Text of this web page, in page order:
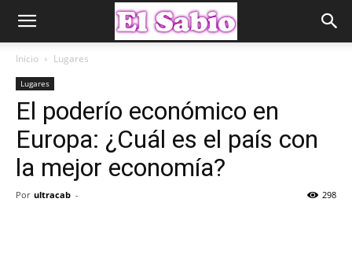
Inicio Lugares
Lugares
El poderío económico en
Europa: ¿Cuál es el país con
la mejor economía?
Por ultracab - 298